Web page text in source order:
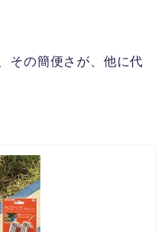
その簡便さが、他に代